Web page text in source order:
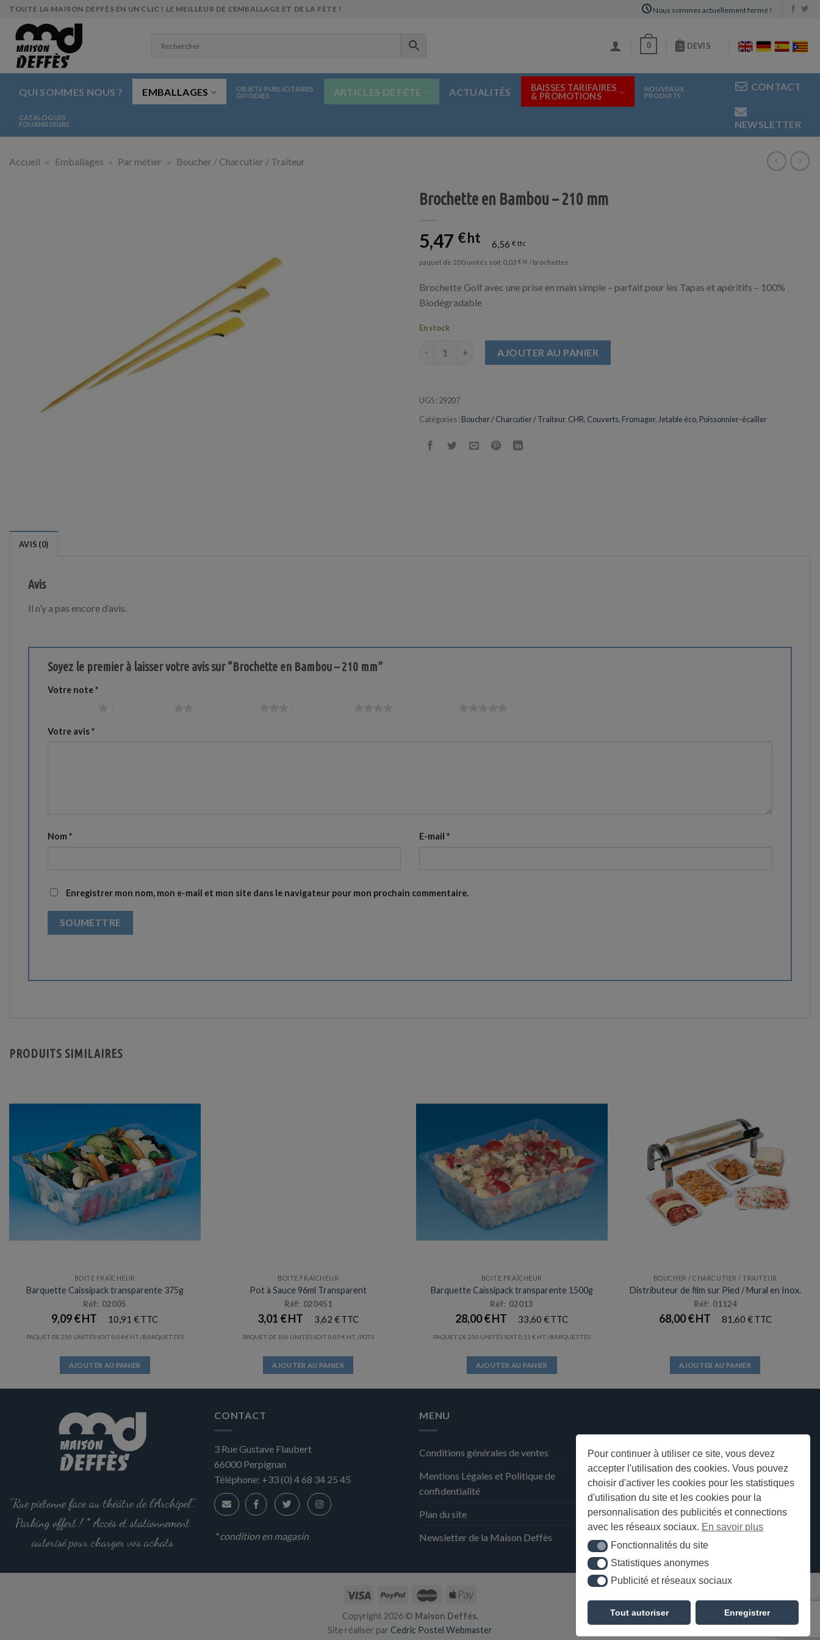
Pour continuer à utiliser ce site, vous devez
accepter l'utilisation des cookies. Vous pouvez
choisir d'activer les cookies pour les statistiques
d'utilisation du site et les cookies pour la
personnalisation des publicités et connections
avec les réseaux sociaux. En savoir plus
Fonctionnalités du site
Fonctionnalités du site
Statistiques anonymes
Statistiques anonymes
Publicité et réseaux sociaux
Publicité et réseaux sociaux
Tout autoriser Enregistrer
Skip
content
TOUTE LA MAISON DEFFÈS EN UN CLIC ! LE MEILLEUR DE L'EMBALLAGE ET DE LA FÊTE ! Nous sommes actuellement fermé !
0 DEVIS
QUI SOMMES NOUS ? EMBALLAGES
OBJETS PUBLICITAIRES
GOODIES
ARTICLES DE FÊTE ACTUALITÉS
BAISSES TARIFAIRES
& PROMOTIONS
NOUVEAUX
PRODUITS
CATALOGUES
FOURNISSEURS
CONTACT
NEWSLETTER
Accueil » Emballages » Par métier » Boucher / Charcutier / Traiteur
Brochette en Bambou – 210 mm
5,47 € 6,56 €
paquet de 200 unités soit 0,03 € / brochettes
Brochette Golf avec une prise en main simple – parfait pour les Tapas et apéritifs – 100%
Biodégradable
En stock
AJOUTER AU PANIER
UGS : 29207
Catégories : Boucher / Charcutier / Traiteur, CHR, Couverts, Fromager, Jetable éco, Poissonnier-écailler
AVIS (0)
Avis
Il n’y a pas encore d’avis.
Soyez le premier à laisser votre avis sur “Brochette en Bambou – 210 mm”
Votre note*
Votre avis*
Nom * E-mail *
Enregistrer mon nom, mon e-mail et mon site dans le navigateur pour mon prochain commentaire.
PRODUITS SIMILAIRES
BOITE FRAÎCHEUR
Barquette Caissipack transparente 375g
Réf: 02005
9,09€ 10,91€
PAQUET DE 250 UNITÉS SOIT 0,04€ /BARQUETTES
AJOUTER AU PANIER
BOITE FRAÎCHEUR
Pot à Sauce 96ml Transparent
Réf: 020451
3,01 € 3,62€
PAQUET DE 100 UNITÉS SOIT 0,03 € /POTS
AJOUTER AU PANIER
BOITE FRAÎCHEUR
Barquette Caissipack transparente 1500g
Réf: 02013
28,00€ 33,60€
PAQUET DE 250 UNITÉS SOIT 0,11 € /BARQUETTES
AJOUTER AU PANIER
BOUCHER / CHARCUTIER / TRAITEUR
Distributeur de film sur Pied / Mural en Inox.
Réf: 01124
68,00€ 81,60 €
AJOUTER AU PANIER
"Rue piétonne face au théâtre de l'Archipel".
Parking offert ! * Accès et stationnement
autorisé pour charger vos achats
CONTACT
3 Rue Gustave Flaubert
66000 Perpignan
Téléphone: +33 (0) 4 68 34 25 45
* condition en magasin
MENU
Conditions générales de ventes
Mentions Légales et Politique de
confidentialité
Plan du site
Newsletter de la Maison Deffès
Copyright 2026 © Maison Deffés.
Site réaliser par Cedric Postel Webmaster